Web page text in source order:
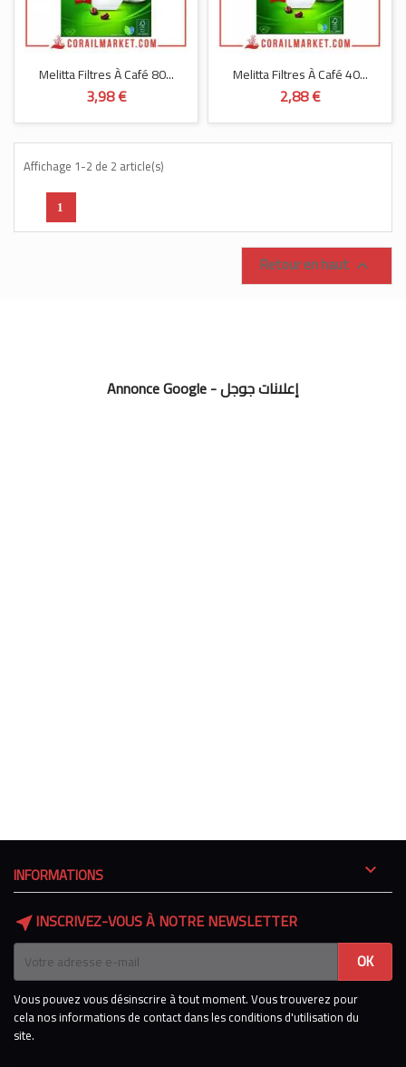
Melitta Filtres À Café 80...
3,98 €
Melitta Filtres À Café 40...
2,88 €
Affichage 1-2 de 2 article(s)
1
Retour en haut 
Annonce Google - إعلانات جوجل
INFORMATIONS 
near_meINSCRIVEZ-VOUS À NOTRE NEWSLETTER
Vous pouvez vous désinscrire à tout moment. Vous trouverez pour
cela nos informations de contact dans les conditions d'utilisation du
site.